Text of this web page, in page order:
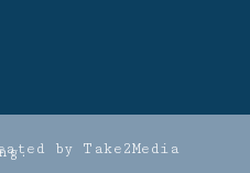
by Take2Media